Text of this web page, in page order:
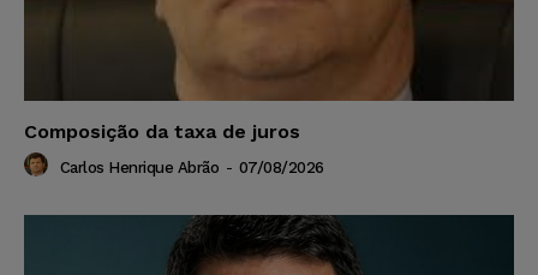
Composição da taxa de juros
Carlos Henrique Abrão - 07/08/2026